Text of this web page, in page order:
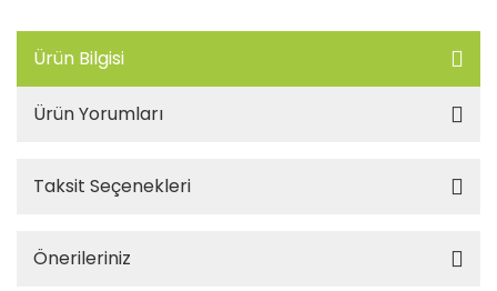
Ürün Bilgisi
Ürün Yorumları
Taksit Seçenekleri
Önerileriniz